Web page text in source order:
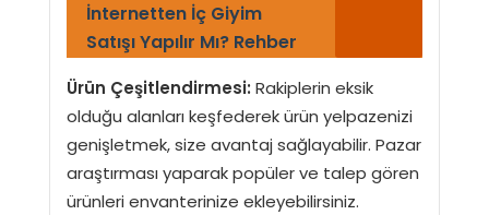
İnternetten İç Giyim
Satışı Yapılır Mı? Rehber
Ürün Çeşitlendirmesi: Rakiplerin eksik
olduğu alanları keşfederek ürün yelpazenizi
genişletmek, size avantaj sağlayabilir. Pazar
araştırması yaparak popüler ve talep gören
ürünleri envanterinize ekleyebilirsiniz.